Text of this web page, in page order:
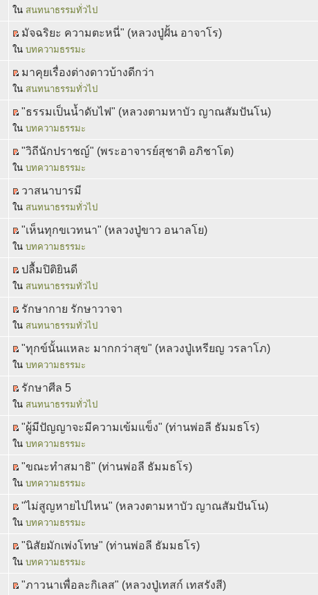
ใน สนทนาธรรมทั่วไป
มัจฉริยะ ความตะหนี่" (หลวงปู่ฝั้น อาจาโร)
ใน บทความธรรมะ
มาคุยเรื่องต่างดาวบ้างดีกว่า
ใน สนทนาธรรมทั่วไป
"ธรรมเป็นน้ำดับไฟ" (หลวงตามหาบัว ญาณสัมปันโน)
ใน บทความธรรมะ
"วิถีนักปราชญ์" (พระอาจารย์สุชาติ อภิชาโต)
ใน บทความธรรมะ
วาสนาบารมี
ใน สนทนาธรรมทั่วไป
"เห็นทุกขเวทนา" (หลวงปู่ขาว อนาลโย)
ใน บทความธรรมะ
ปลื้มปิติยินดี
ใน สนทนาธรรมทั่วไป
รักษากาย รักษาวาจา
ใน สนทนาธรรมทั่วไป
"ทุกข์นั้นแหละ มากกว่าสุข" (หลวงปู่เหรียญ วรลาโภ)
ใน บทความธรรมะ
รักษาศีล 5
ใน สนทนาธรรมทั่วไป
"ผู้มีปัญญาจะมีความเข้มแข็ง" (ท่านพ่อลี ธัมมธโร)
ใน บทความธรรมะ
"ขณะทำสมาธิ" (ท่านพ่อลี ธัมมธโร)
ใน บทความธรรมะ
"ไม่สูญหายไปไหน" (หลวงตามหาบัว ญาณสัมปันโน)
ใน บทความธรรมะ
"นิสัยมักเพ่งโทษ" (ท่านพ่อลี ธัมมธโร)
ใน บทความธรรมะ
"ภาวนาเพื่อละกิเลส" (หลวงปู่เทสก์ เทสรังสี)